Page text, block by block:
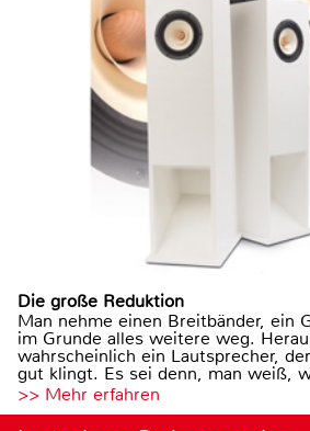
Die große Reduktion
Man nehme einen Breitbänder, ein
im Grunde alles weitere weg.
wahrscheinlich ein Lautsprecher,
gut klingt. Es sei denn, man weiß,
>> Mehr erfahren